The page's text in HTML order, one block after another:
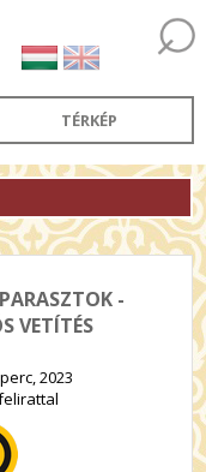
TÉRKÉP
-
VETÍTÉS
2023